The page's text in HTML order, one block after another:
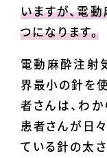
いますが、電
つになります。
電動麻酔注射
界最小の針を
者さんは、わ
患者さんが日
ている針の太